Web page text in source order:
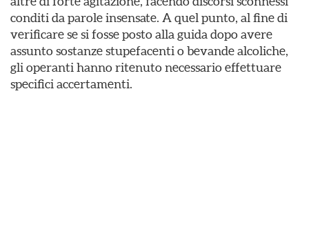
conditi da parole insensate. A quel punto, al fine di
verificare se si fosse posto alla guida dopo avere
assunto sostanze stupefacenti o bevande alcoliche,
gli operanti hanno ritenuto necessario effettuare
specifici accertamenti.